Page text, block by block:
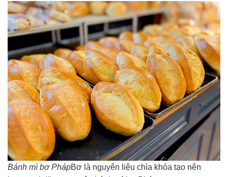
Bánh mì bơ PhápBơ là nguyên liệu chìa khóa tạo nên